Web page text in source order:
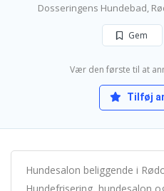
Dosseringens Hundebad,
Gem
Vær den første til at
Tilføj
Hundesalon beliggende i